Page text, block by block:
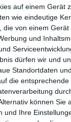
auf einem Gerät
wie eindeutige
die von einem
und
dürfen wir und
Standortdaten
die entsprechende
können Sie
und Ihre
Ihr
und
und
Systemen.